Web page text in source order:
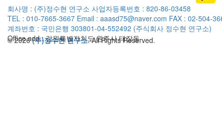
회사명 : (주)정수현 연구소 사업자등록번호 : 820-86-03458
TEL : 010-7665-3667 Email : aaasd75@naver.com FAX : 02-504-
계좌번호 : 국민은행 303801-04-552492 (주식회사 정수현 연구소)
Office add : 강원특별자치도 원주시 태장동
© 2026(주)정수현 연구소. All Rights Reserved.